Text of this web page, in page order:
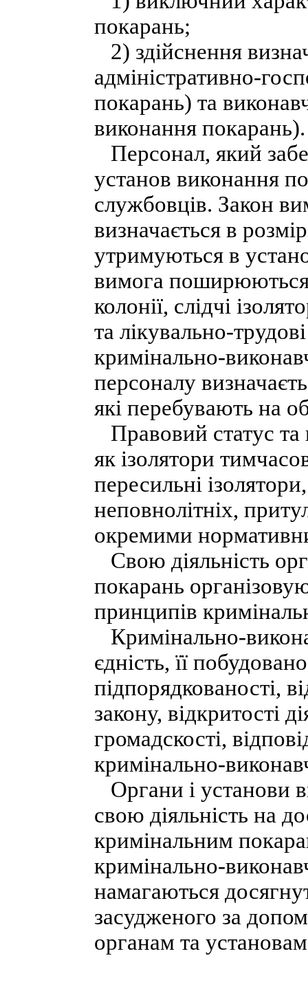
покарань;
2) здійснення
адміністративно-
покарань) та
виконання покарань).
Персонал, який
установ виконання
службовців. Закон
визначається в
утримуються в
вимога поширюються
колонії, слідчі
та лікувально-
кримінально-
персоналу
які перебувають на
Правовий статус та
як ізолятори
пересильні
неповнолітніх,
окремими
Свою діяльність
покарань
принципів
Кримінально-
єдність, її
підпорядкованості,
закону, відкритості
громадскості,
кримінально-
Органи і установи
свою діяльність на
кримінальним
кримінально-
намагаються
засудженого за
органам та